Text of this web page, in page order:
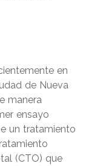
en
de Nueva
manera
ensayo
un tratamiento
(CTO) que